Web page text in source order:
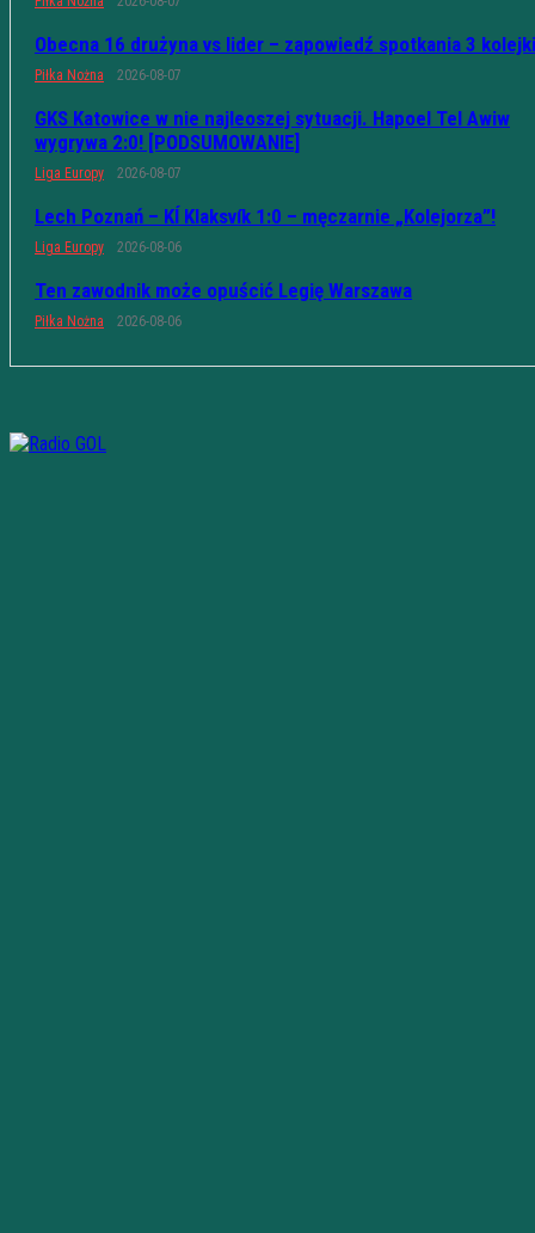
Obecna 16 drużyna vs lider – zapowiedź spotkania 3 kolejki
Piłka Nożna 2026-08-07
GKS Katowice w nie najleoszej sytuacji. Hapoel Tel Awiw
wygrywa 2:0! [PODSUMOWANIE]
Liga Europy 2026-08-07
Lech Poznań – KÍ Klaksvík 1:0 – męczarnie „Kolejorza”!
Liga Europy 2026-08-06
Ten zawodnik może opuścić Legię Warszawa
Piłka Nożna 2026-08-06